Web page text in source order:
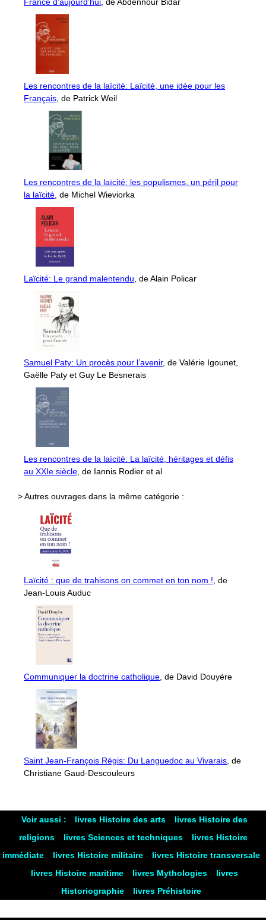
Les rencontres de la laïcité: Laïcité, une idée pour les
Français , de Patrick Weil
Les rencontres de la laïcité: les populismes, un péril pour
la laïcité , de Michel Wieviorka
Laïcité: Le grand malentendu , de Alain Policar
Samuel Paty: Un procès pour l’avenir, de Valérie Igounet,
Gaëlle Paty et Guy Le Besnerais
Les rencontres de la laïcité: La laïcité, héritages et défis
au XXIe siècle , de Iannis Rodier et al
> Autres ouvrages dans la même catégorie :
Laïcité : que de trahisons on commet en ton nom ! , de
Jean-Louis Auduc
Communiquer la doctrine catholique , de David Douyère
Saint Jean-François Régis: Du Languedoc au Vivarais , de
Christiane Gaud-Descouleurs
Voir aussi : livres Histoire des arts
livres Histoire des
religions
livres Sciences et techniques
livres Histoire
immédiate
livres Histoire militaire
livres Histoire transversale
livres Histoire maritime
livres Mythologies
livres
Historiographie
livres Préhistoire